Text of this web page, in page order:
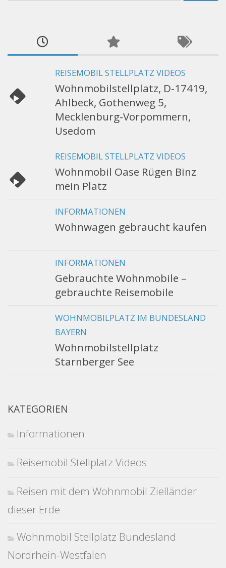
REISEMOBIL STELLPLATZ VIDEOS
Wohnmobilstellplatz, D-17419,
Ahlbeck, Gothenweg 5,
Mecklenburg-Vorpommern,
Usedom
REISEMOBIL STELLPLATZ VIDEOS
Wohnmobil Oase Rügen Binz
mein Platz
INFORMATIONEN
Wohnwagen gebraucht kaufen
INFORMATIONEN
Gebrauchte Wohnmobile –
gebrauchte Reisemobile
WOHNMOBILPLATZ IM BUNDESLAND
BAYERN
Wohnmobilstellplatz
Starnberger See
KATEGORIEN
Informationen
Reisemobil Stellplatz Videos
Reisen mit dem Wohnmobil Zielländer
dieser Erde
Wohnmobil Stellplatz Bundesland
Nordrhein-Westfalen